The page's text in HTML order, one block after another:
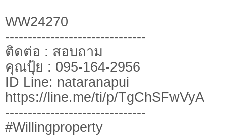
WW24270
-------------------------------
ติดต่อ : สอบถาม
คุณปุ้ย : 095-164-2956
ID Line: nataranapui
https://line.me/ti/p/TgChSFwVyA
-------------------------------
#Willingproperty